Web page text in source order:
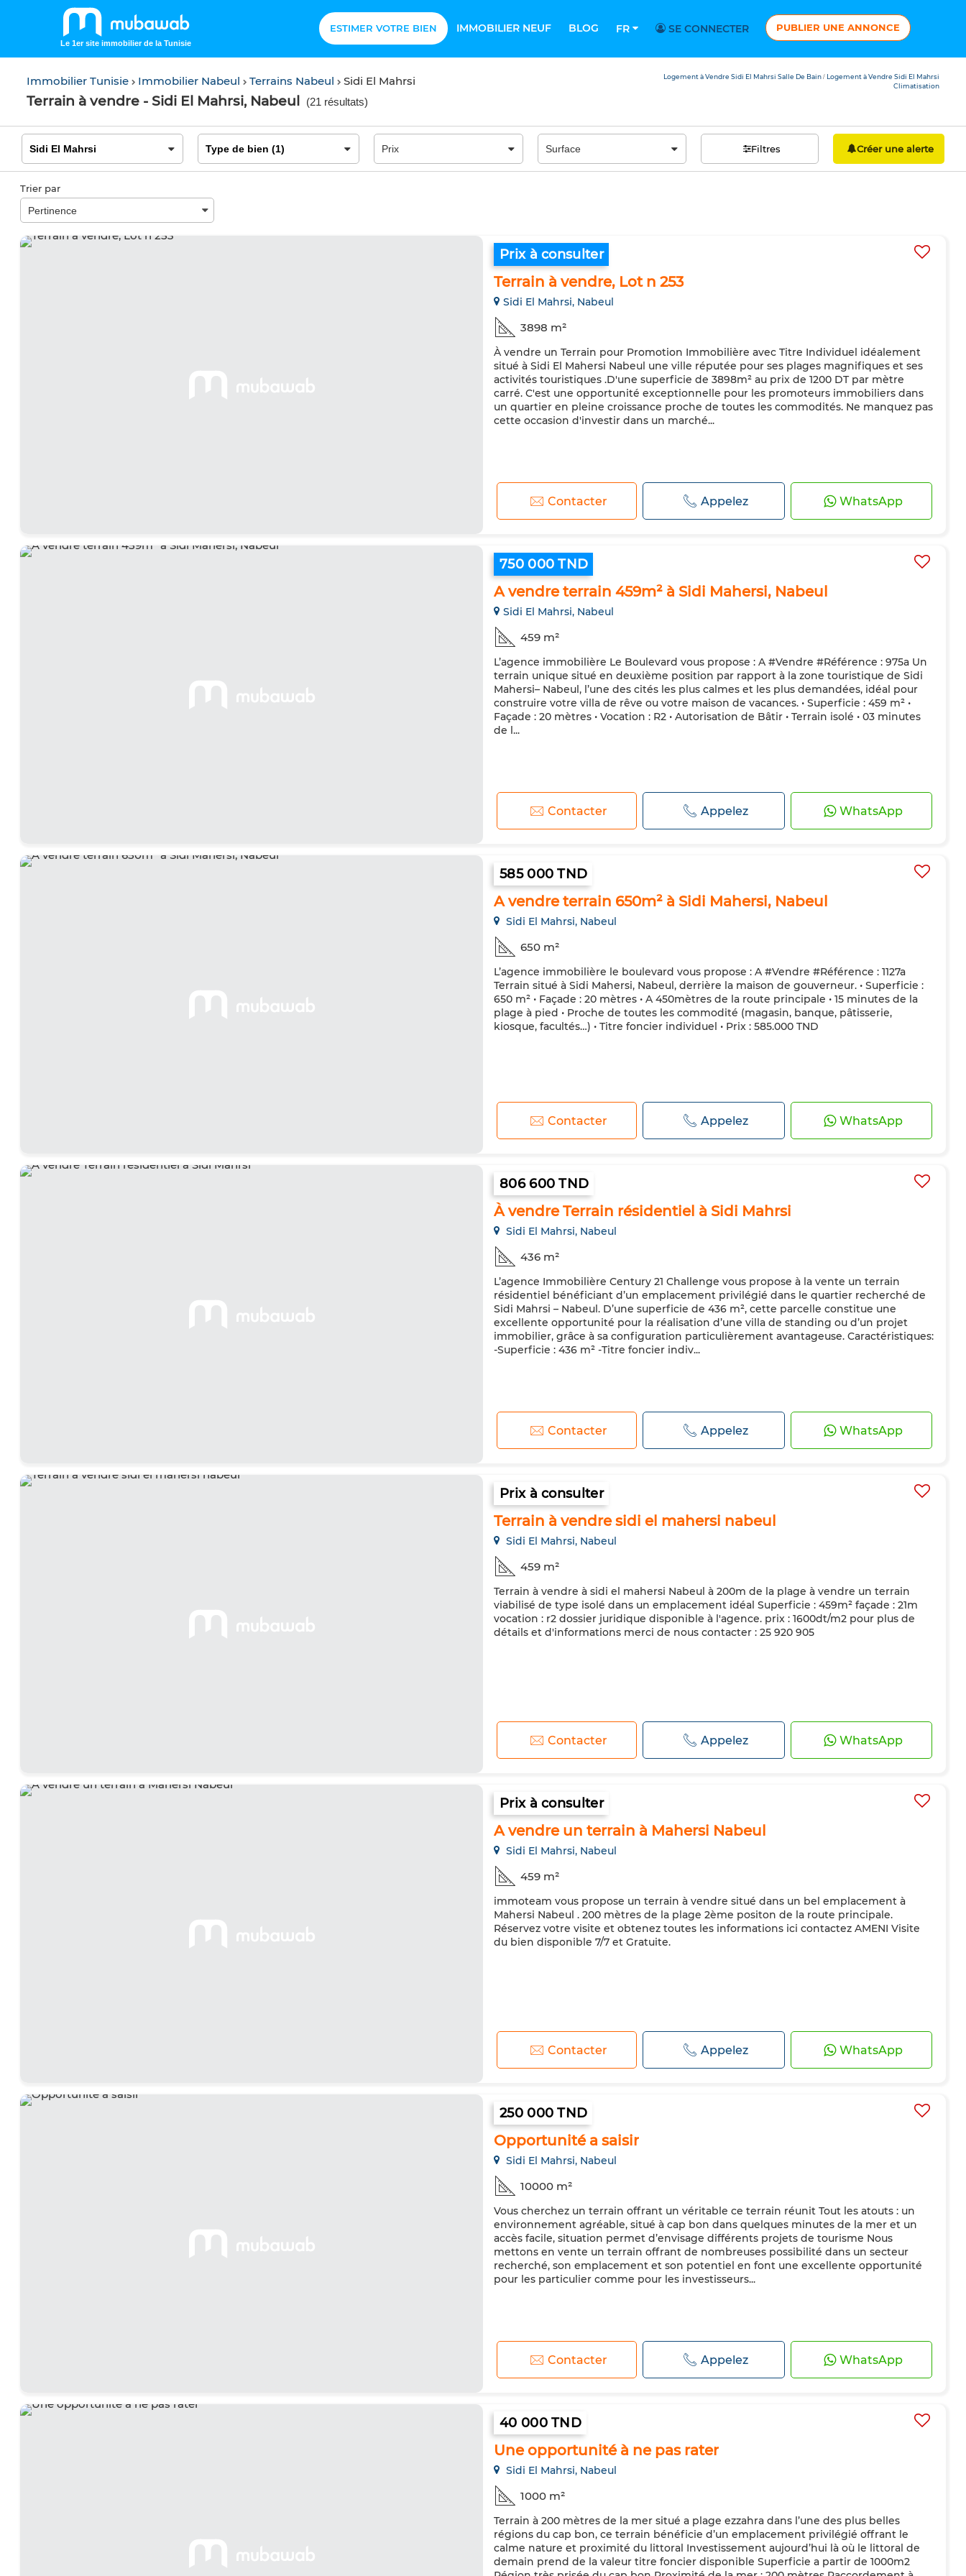
Le 1er site immobilier de la Tunisie
ESTIMER VOTRE BIEN IMMOBILIER NEUF BLOG FR SE CONNECTER PUBLIER UNE ANNONCE
Immobilier Tunisie Immobilier Nabeul Terrains Nabeul Sidi El Mahrsi
Terrain à vendre - Sidi El Mahrsi, Nabeul (21 résultats)
Logement à Vendre Sidi El Mahrsi Salle De Bain / Logement à Vendre Sidi El Mahrsi
Climatisation
Filtres Créer une alerte
Trier par
Prix à consulter
Terrain à vendre, Lot n 253
Sidi El Mahrsi, Nabeul
3898 m²
À vendre un Terrain pour Promotion Immobilière avec Titre Individuel idéalement
situé à Sidi El Mahersi Nabeul une ville réputée pour ses plages magnifiques et ses
activités touristiques .D'une superficie de 3898m² au prix de 1200 DT par mètre
carré. C'est une opportunité exceptionnelle pour les promoteurs immobiliers dans
un quartier en pleine croissance proche de toutes les commodités. Ne manquez pas
cette occasion d'investir dans un marché...
Contacter Appelez WhatsApp
750 000 TND
A vendre terrain 459m² à Sidi Mahersi, Nabeul
Sidi El Mahrsi, Nabeul
459 m²
L’agence immobilière Le Boulevard vous propose : A #Vendre #Référence : 975a Un
terrain unique situé en deuxième position par rapport à la zone touristique de Sidi
Mahersi– Nabeul, l’une des cités les plus calmes et les plus demandées, idéal pour
construire votre villa de rêve ou votre maison de vacances. • Superficie : 459 m² •
Façade : 20 mètres • Vocation : R2 • Autorisation de Bâtir • Terrain isolé • 03 minutes
de l...
Contacter Appelez WhatsApp
585 000 TND
A vendre terrain 650m² à Sidi Mahersi, Nabeul
Sidi El Mahrsi, Nabeul
650 m²
L’agence immobilière le boulevard vous propose : A #Vendre #Référence : 1127a
Terrain situé à Sidi Mahersi, Nabeul, derrière la maison de gouverneur. • Superficie :
650 m² • Façade : 20 mètres • A 450mètres de la route principale • 15 minutes de la
plage à pied • Proche de toutes les commodité (magasin, banque, pâtisserie,
kiosque, facultés…) • Titre foncier individuel • Prix : 585.000 TND
Contacter Appelez WhatsApp
806 600 TND
À vendre Terrain résidentiel à Sidi Mahrsi
Sidi El Mahrsi, Nabeul
436 m²
L’agence Immobilière Century 21 Challenge vous propose à la vente un terrain
résidentiel bénéficiant d’un emplacement privilégié dans le quartier recherché de
Sidi Mahrsi – Nabeul. D’une superficie de 436 m², cette parcelle constitue une
excellente opportunité pour la réalisation d’une villa de standing ou d’un projet
immobilier, grâce à sa configuration particulièrement avantageuse. Caractéristiques:
-Superficie : 436 m² -Titre foncier indiv...
Contacter Appelez WhatsApp
Prix à consulter
Terrain à vendre sidi el mahersi nabeul
Sidi El Mahrsi, Nabeul
459 m²
Terrain à vendre à sidi el mahersi Nabeul à 200m de la plage à vendre un terrain
viabilisé de type isolé dans un emplacement idéal Superficie : 459m² façade : 21m
vocation : r2 dossier juridique disponible à l'agence. prix : 1600dt/m2 pour plus de
détails et d'informations merci de nous contacter : 25 920 905
Contacter Appelez WhatsApp
Prix à consulter
A vendre un terrain à Mahersi Nabeul
Sidi El Mahrsi, Nabeul
459 m²
immoteam vous propose un terrain à vendre situé dans un bel emplacement à
Mahersi Nabeul . 200 mètres de la plage 2ème positon de la route principale.
Réservez votre visite et obtenez toutes les informations ici contactez AMENI Visite
du bien disponible 7/7 et Gratuite.
Contacter Appelez WhatsApp
250 000 TND
Opportunité a saisir
Sidi El Mahrsi, Nabeul
10000 m²
Vous cherchez un terrain offrant un véritable ce terrain réunit Tout les atouts : un
environnement agréable, situé à cap bon dans quelques minutes de la mer et un
accès facile, situation permet d’envisage différents projets de tourisme Nous
mettons en vente un terrain offrant de nombreuses possibilité dans un secteur
recherché, son emplacement et son potentiel en font une excellente opportunité
pour les particulier comme pour les investisseurs...
Contacter Appelez WhatsApp
40 000 TND
Une opportunité à ne pas rater
Sidi El Mahrsi, Nabeul
1000 m²
Terrain à 200 mètres de la mer situé a plage ezzahra dans l’une des plus belles
régions du cap bon, ce terrain bénéficie d’un emplacement privilégié offrant le
calme nature et proximité du littoral Investissement aujourd’hui là où le littoral de
demain prend de la valeur titre foncier disponible Superficie a partir de 1000m2